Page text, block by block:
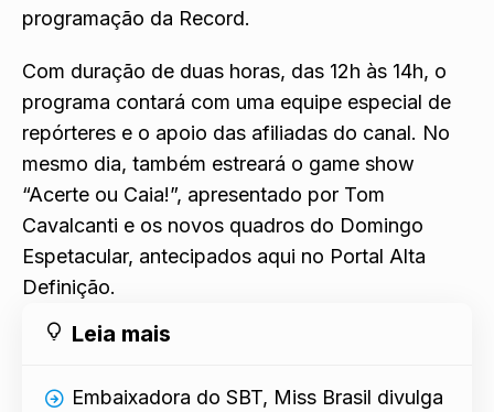
programação da Record.
Com duração de duas horas, das 12h às 14h, o
programa contará com uma equipe especial de
repórteres e o apoio das afiliadas do canal. No
mesmo dia, também estreará o game show
“Acerte ou Caia!”, apresentado por Tom
Cavalcanti e os novos quadros do Domingo
Espetacular, antecipados aqui no Portal Alta
Definição.
Leia mais
Embaixadora do SBT, Miss Brasil divulga